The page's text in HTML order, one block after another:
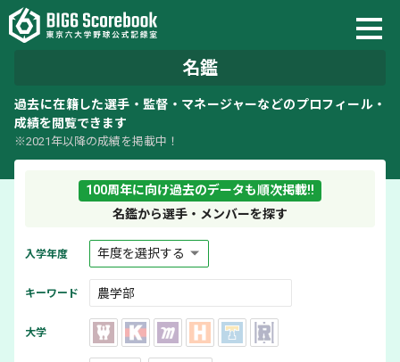
名鑑
過去に在籍した選手・監督・マネージャーなどのプロフィール・
成績を閲覧できます
※2021年以降の成績を掲載中！
100周年に向け過去のデータも順次掲載!!
名鑑から選手・メンバーを探す
入学年度
キーワード
大学